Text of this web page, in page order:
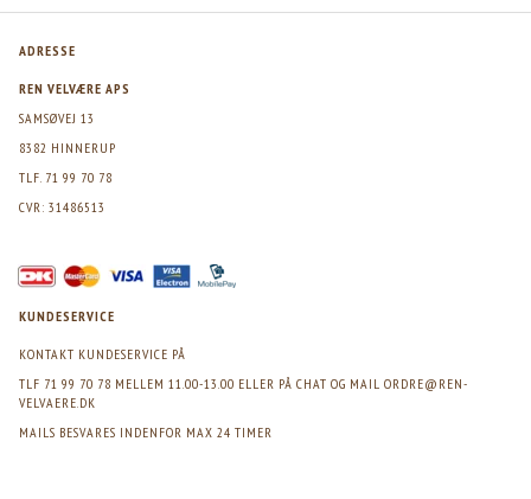
ADRESSE
REN VELVÆRE APS
SAMSØVEJ 13
8382 HINNERUP
TLF. 71 99 70 78
CVR: 31486513
KUNDESERVICE
KONTAKT KUNDESERVICE PÅ
TLF 71 99 70 78 MELLEM 11.00-13.00 ELLER PÅ CHAT OG MAIL ORDRE@REN-
VELVAERE.DK
MAILS BESVARES INDENFOR MAX 24 TIMER